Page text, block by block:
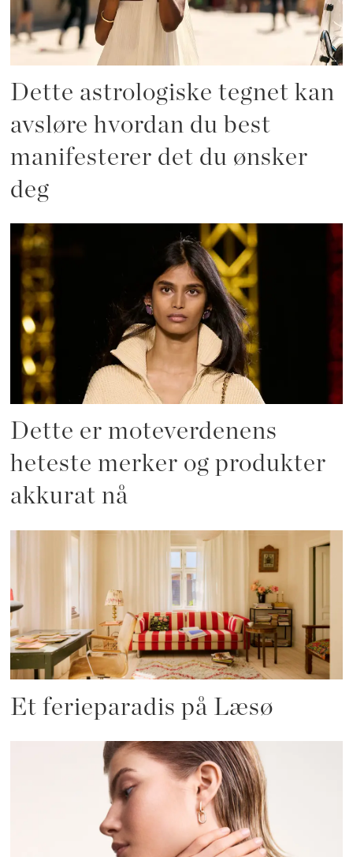
Dette astrologiske tegnet kan
avsløre hvordan du best
manifesterer det du ønsker
deg
Dette er moteverdenens
heteste merker og produkter
akkurat nå
Et ferieparadis på Læsø